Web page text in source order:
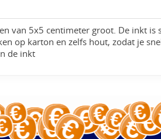
van 5x5 centimeter groot. De inkt is
op karton en zelfs hout, zodat je
de inkt